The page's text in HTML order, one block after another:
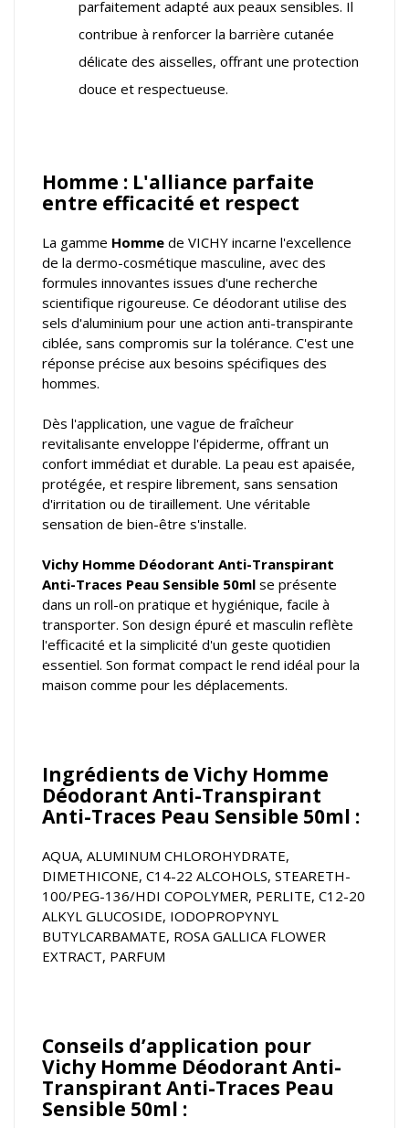
parfaitement adapté aux peaux sensibles. Il
contribue à renforcer la barrière cutanée
délicate des aisselles, offrant une protection
douce et respectueuse.
Homme : L'alliance parfaite
entre efficacité et respect
La gamme Homme de VICHY incarne l'excellence
de la dermo-cosmétique masculine, avec des
formules innovantes issues d'une recherche
scientifique rigoureuse. Ce déodorant utilise des
sels d'aluminium pour une action anti-transpirante
ciblée, sans compromis sur la tolérance. C'est une
réponse précise aux besoins spécifiques des
hommes.
Dès l'application, une vague de fraîcheur
revitalisante enveloppe l'épiderme, offrant un
confort immédiat et durable. La peau est apaisée,
protégée, et respire librement, sans sensation
d'irritation ou de tiraillement. Une véritable
sensation de bien-être s'installe.
Vichy Homme Déodorant Anti-Transpirant
Anti-Traces Peau Sensible 50ml se présente
dans un roll-on pratique et hygiénique, facile à
transporter. Son design épuré et masculin reflète
l'efficacité et la simplicité d'un geste quotidien
essentiel. Son format compact le rend idéal pour la
maison comme pour les déplacements.
Ingrédients de Vichy Homme
Déodorant Anti-Transpirant
Anti-Traces Peau Sensible 50ml :
AQUA, ALUMINUM CHLOROHYDRATE,
DIMETHICONE, C14-22 ALCOHOLS, STEARETH-
100/PEG-136/HDI COPOLYMER, PERLITE, C12-20
ALKYL GLUCOSIDE, IODOPROPYNYL
BUTYLCARBAMATE, ROSA GALLICA FLOWER
EXTRACT, PARFUM
Conseils d’application pour
Vichy Homme Déodorant Anti-
Transpirant Anti-Traces Peau
Sensible 50ml :